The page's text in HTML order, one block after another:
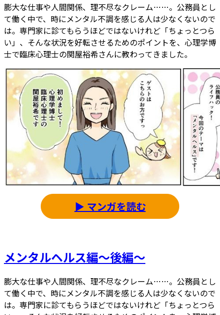
膨大な仕事や人間関係、理不尽なクレーム……。公務員とし
て働く中で、時にメンタル不調を感じる人は少なくないので
は。専門家に診てもらうほどではないけれど「ちょっとつら
い」、そんな状況を好転させるためのポイントを、心理学博
士で臨床心理士の関屋裕希さんに教わってきました。
▶ マンガを読む
メンタルヘルス編～後編～
膨大な仕事や人間関係、理不尽なクレーム……。公務員とし
て働く中で、時にメンタル不調を感じる人は少なくないので
は。専門家に診てもらうほどではないけれど「ちょっとつら